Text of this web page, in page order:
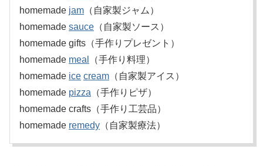
homemade jam （自家製ジャム）
homemade sauce （自家製ソース）
homemade gifts（手作りプレゼント）
homemade meal
（手作り料理）
homemade ice cream （自家製アイス）
homemade pizza （手作りピザ）
homemade crafts（手作り工芸品）
homemade remedy （自家製療法）